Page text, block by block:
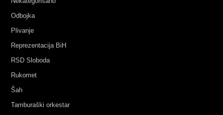
Odbojka
Plivanje
Reprezentacija BiH
RSD Sloboda
Rukomet
Šah
Tamburaški orkestar